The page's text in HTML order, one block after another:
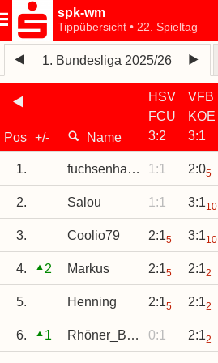
spk-wm
Tippübersicht • 22. Spieltag
1. Bundesliga 2025/26
Pos +/- Name
HSV
FCU
3:2
VFB
KOE
3:1
1. fuchsenhausen 1:1 2:05
2. Salou 1:1 3:110
3. Coolio79 2:15 3:110
4. 2 Markus 2:15 2:12
5. Henning 2:15 2:12
6. 1 Rhöner_Bub 0:1 2:12